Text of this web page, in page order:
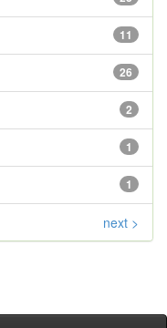
11
26
2
1
1
next >